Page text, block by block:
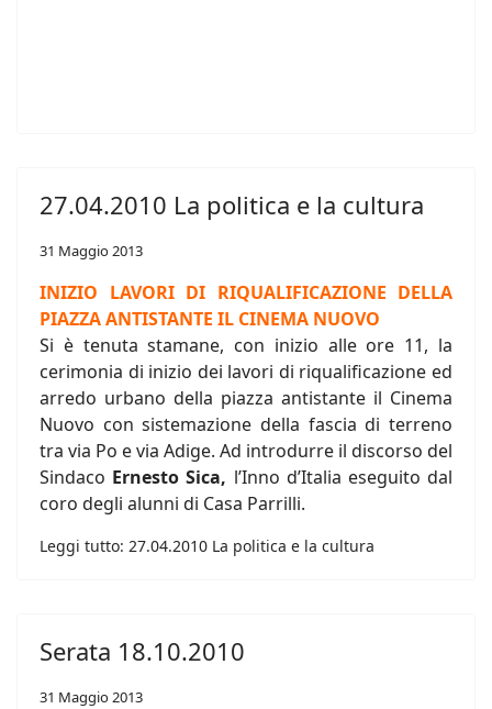
27.04.2010 La politica e la cultura
31 Maggio 2013
INIZIO LAVORI DI RIQUALIFICAZIONE DELLA
PIAZZA ANTISTANTE IL CINEMA NUOVO
Si è tenuta stamane, con inizio alle ore 11, la
cerimonia di inizio dei lavori di riqualificazione ed
arredo urbano della piazza antistante il Cinema
Nuovo con sistemazione della fascia di terreno
tra via Po e via Adige. Ad introdurre il discorso del
Sindaco Ernesto Sica, l’Inno d’Italia eseguito dal
coro degli alunni di Casa Parrilli.
Leggi tutto: 27.04.2010 La politica e la cultura
Serata 18.10.2010
31 Maggio 2013